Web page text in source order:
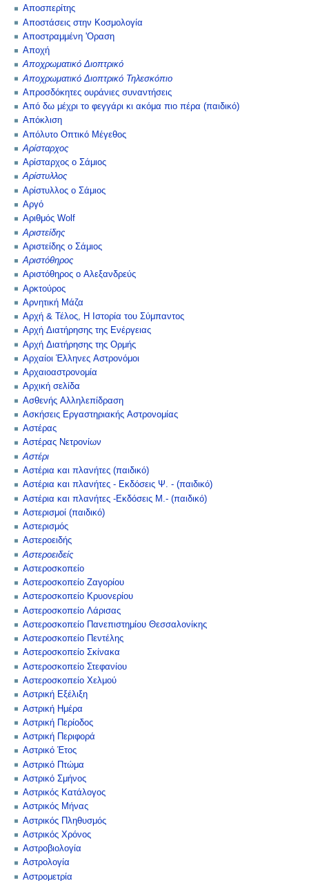
Αποσπερίτης
Αποστάσεις στην Κοσμολογία
Αποστραμμένη 'Οραση
Αποχή
Αποχρωματικό Διοπτρικό
Αποχρωματικό Διοπτρικό Τηλεσκόπιο
Απροσδόκητες ουράνιες συναντήσεις
Από δω μέχρι το φεγγάρι κι ακόμα πιο πέρα (παιδικό)
Απόκλιση
Απόλυτο Οπτικό Μέγεθος
Αρίσταρχος
Αρίσταρχος ο Σάμιος
Αρίστυλλος
Αρίστυλλος ο Σάμιος
Αργό
Αριθμός Wolf
Αριστείδης
Αριστείδης ο Σάμιος
Αριστόθηρος
Αριστόθηρος ο Αλεξανδρεύς
Αρκτούρος
Αρνητική Μάζα
Αρχή & Τέλος, Η Ιστορία του Σύμπαντος
Αρχή Διατήρησης της Ενέργειας
Αρχή Διατήρησης της Ορμής
Αρχαίοι Έλληνες Αστρονόμοι
Αρχαιοαστρονομία
Αρχική σελίδα
Ασθενής Αλληλεπίδραση
Ασκήσεις Εργαστηριακής Αστρονομίας
Αστέρας
Αστέρας Νετρονίων
Αστέρι
Αστέρια και πλανήτες (παιδικό)
Αστέρια και πλανήτες - Εκδόσεις Ψ. - (παιδικό)
Αστέρια και πλανήτες -Εκδόσεις Μ.- (παιδικό)
Αστερισμοί (παιδικό)
Αστερισμός
Αστεροειδής
Αστεροειδείς
Αστεροσκοπείο
Αστεροσκοπείο Ζαγορίου
Αστεροσκοπείο Κρυονερίου
Αστεροσκοπείο Λάρισας
Αστεροσκοπείο Πανεπιστημίου Θεσσαλονίκης
Αστεροσκοπείο Πεντέλης
Αστεροσκοπείο Σκίνακα
Αστεροσκοπείο Στεφανίου
Αστεροσκοπείο Χελμού
Αστρική Εξέλιξη
Αστρική Ημέρα
Αστρική Περίοδος
Αστρική Περιφορά
Αστρικό Έτος
Αστρικό Πτώμα
Αστρικό Σμήνος
Αστρικός Κατάλογος
Αστρικός Μήνας
Αστρικός Πληθυσμός
Αστρικός Χρόνος
Αστροβιολογία
Αστρολογία
Αστρομετρία